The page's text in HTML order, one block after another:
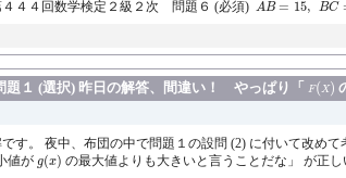
４４回数学検定２級２次 問題６ (必須) AB = 15, BC
１ (選択) 昨日の解答、間違い！ やっぱり「 f(x)
f(x)
す。 夜中、布団の中で問題１の設問 (2) に付いて改め
値が g(x)
(x ) の最大値よりも大きいと言うことだな」 が正